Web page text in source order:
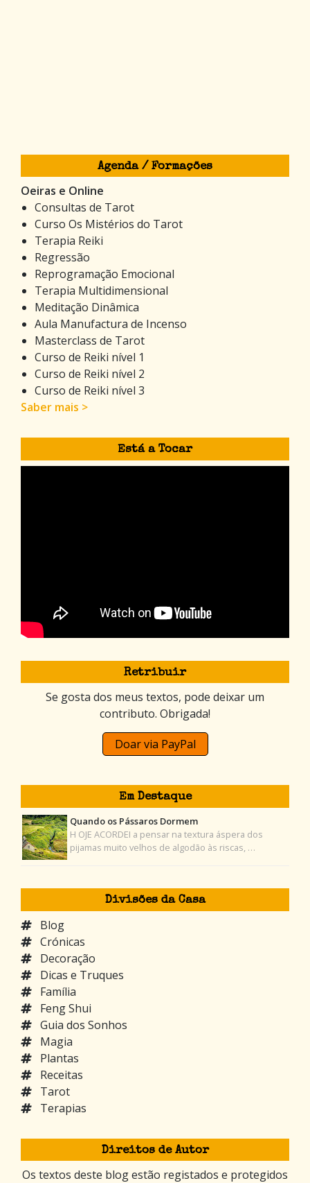
Agenda / Formações
Oeiras e Online
Consultas de Tarot
Curso Os Mistérios do Tarot
Terapia Reiki
Regressão
Reprogramação Emocional
Terapia Multidimensional
Meditação Dinâmica
Aula Manufactura de Incenso
Masterclass de Tarot
Curso de Reiki nível 1
Curso de Reiki nível 2
Curso de Reiki nível 3
Saber mais >
Está a Tocar
Retribuir
Se gosta dos meus textos, pode deixar um
contributo. Obrigada!
Doar via PayPal
Em Destaque
Quando os Pássaros Dormem
H OJE ACORDEI a pensar na textura áspera dos
pijamas muito velhos de algodão às riscas, …
Divisões da Casa
Blog
Crónicas
Decoração
Dicas e Truques
Família
Feng Shui
Guia dos Sonhos
Magia
Plantas
Receitas
Tarot
Terapias
Direitos de Autor
Os textos deste blog estão registados e protegidos